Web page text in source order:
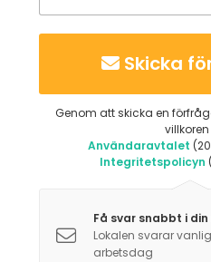
Skicka
Genom att skicka en
villkoren
Användaravtalet
Integritetspolicyn
Få svar snabbt i
Lokalen svarar
arbetsdag